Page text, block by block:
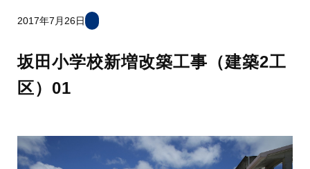
2017年7月26日
坂田小学校新増改築工事（建築2工
区）01